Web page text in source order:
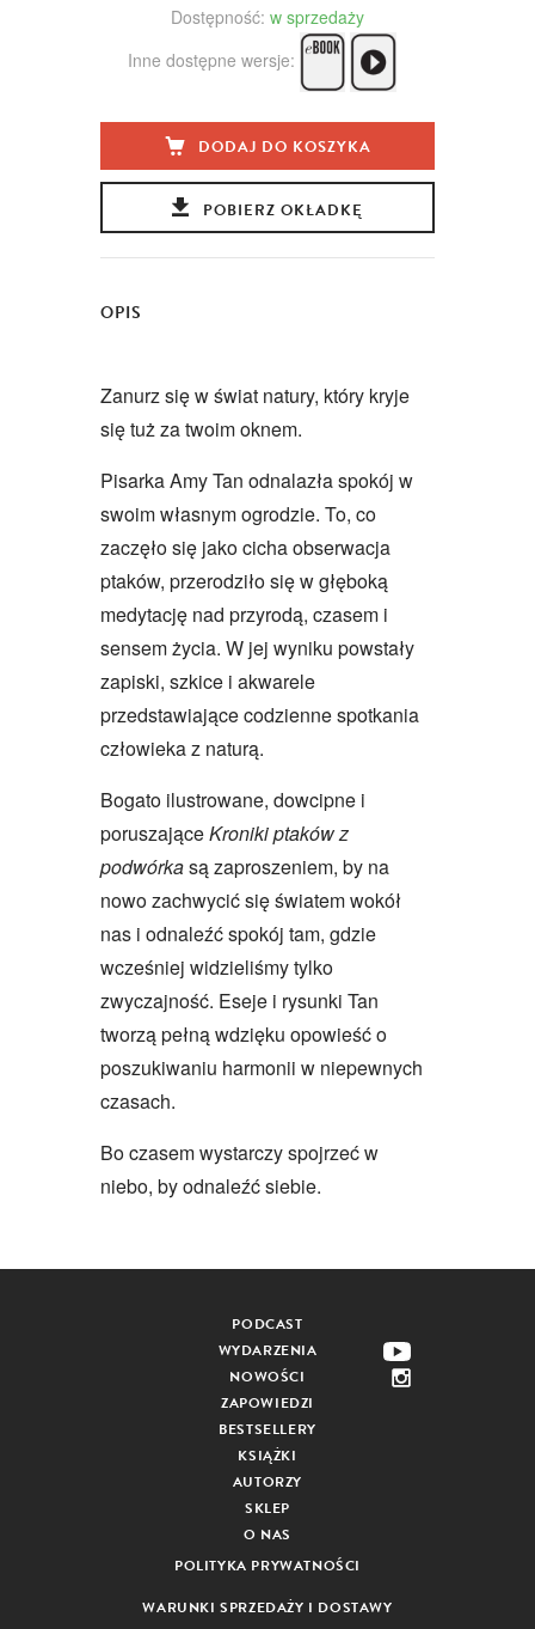
Dostępność: w sprzedaży
Inne dostępne wersje:
DODAJ DO KOSZYKA
POBIERZ OKŁADKĘ
OPIS
Zanurz się w świat natury, który kryje
się tuż za twoim oknem.
Pisarka Amy Tan odnalazła spokój w
swoim własnym ogrodzie. To, co
zaczęło się jako cicha obserwacja
ptaków, przerodziło się w głęboką
medytację nad przyrodą, czasem i
sensem życia. W jej wyniku powstały
zapiski, szkice i akwarele
przedstawiające codzienne spotkania
człowieka z naturą.
Bogato ilustrowane, dowcipne i
poruszająceKroniki ptaków z
podwórkasą zaproszeniem, by na
nowo zachwycić się światem wokół
nas i odnaleźć spokój tam, gdzie
wcześniej widzieliśmy tylko
zwyczajność. Eseje i rysunki Tan
tworzą pełną wdzięku opowieść o
poszukiwaniu harmonii w niepewnych
czasach.
Bo czasem wystarczy spojrzeć w
niebo, by odnaleźć siebie.
PODCAST
WYDARZENIA
NOWOŚCI
ZAPOWIEDZI
BESTSELLERY
KSIĄŻKI
AUTORZY
SKLEP
O NAS
POLITYKA PRYWATNOŚCI
WARUNKI SPRZEDAŻY I DOSTAWY